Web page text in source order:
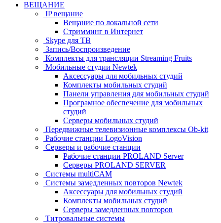
ВЕЩАНИЕ
IP вещание
Вещание по локальной сети
Стримминг в Интернет
Skype для ТВ
Запись/Воспроизведение
Комплекты для трансляции Streaming Fruits
Мобильные студии Newtek
Аксессуары для мобильных студий
Комплекты мобильных студий
Панели управления для мобильных студий
Програмное обеспечение для мобильных
студий
Серверы мобильных студий
Передвижные телевизионные комплексы Ob-kit
Рабочие станции LogoVision
Серверы и рабочие станции
Рабочие станции PROLAND Server
Серверы PROLAND SERVER
Системы multiCAM
Системы замедленных повторов Newtek
Аксессуары для мобильных студий
Комплекты мобильных студий
Серверы замедленных повторов
Титровальные системы